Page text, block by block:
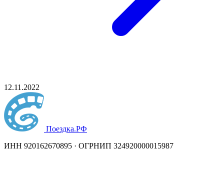
12.11.2022
Поездка.РФ
ИНН 920162670895 · ОГРНИП 324920000015987